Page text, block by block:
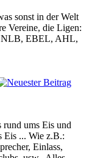
sonst in der Welt
Vereine, die Ligen:
EBEL, AHL,
rund ums Eis und
Eis ... Wie z.B.:
Einlass,